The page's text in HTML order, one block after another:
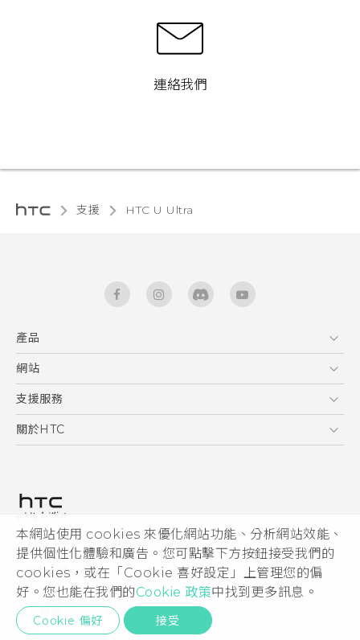
本網站使用 cookies 來優化網站功能、分析網站效能、
提供個性化體驗和廣告。您可點擊下方按鈕接受我們的
cookies，或在「Cookie 喜好設定」上管理您的偏
好。您也能在我們的Cookie 政策中找到更多訊息。
Cookie 偏好 接受
連絡我們
支援 HTC U Ultra‎
安全與法令注意事項
產品
5G
智能手機
區塊鍊手機
網站
HTC Dev
HTC Research
支援服務
服務中心
關於HTC
私隱政策
產品安全
加入HTC
Security and Privacy Whitepaper
© 2011-2026 HTC Corporation
HTC 法律文件
隱私聯絡: Global-Privacy@htc.com